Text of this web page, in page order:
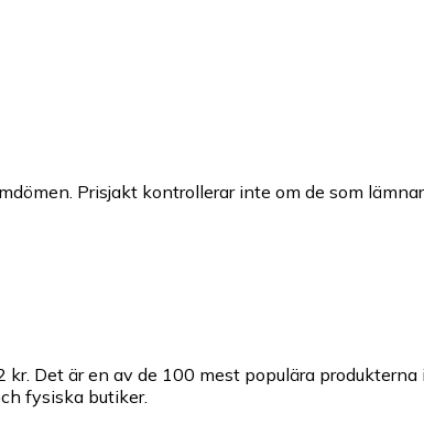
Prisjakt kontrollerar inte om de som
kr. Det är en av de 100 mest populära produkterna
fysiska butiker.